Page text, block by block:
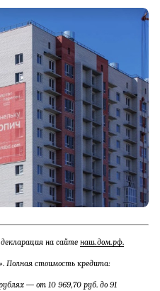
на сайте наш.дом.рф.
Полная стоимость кредита:
— от 10 969,70 руб. до 91